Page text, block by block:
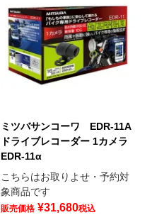
ミツバサンコーワ EDR-11A
ドライブレコーダー 1カメラ
EDR-11α
こちらはお取りよせ・予約対
象商品です
販売価格 ¥31,680税込